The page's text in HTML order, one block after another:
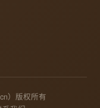
）版权所有